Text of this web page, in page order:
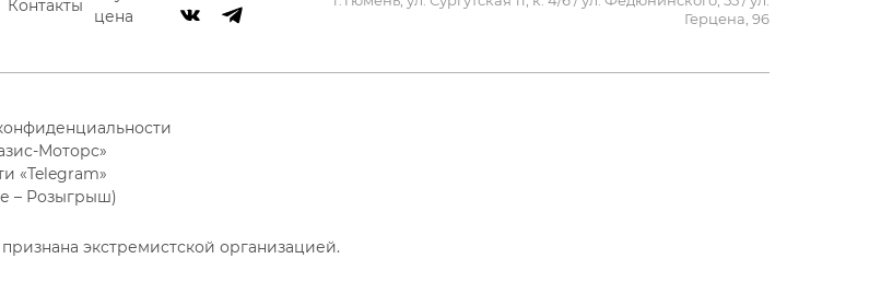
Контакты
цена
Герцена, 96
Моторс»
«Telegram»
– Розыгрыш)
экстремистской организацией.